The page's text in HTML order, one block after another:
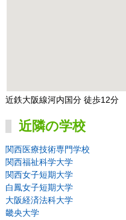
近鉄大阪線河内国分 徒歩12分
近隣の学校
関西医療技術専門学校
関西福祉科学大学
関西女子短期大学
白鳳女子短期大学
大阪経済法科大学
畿央大学